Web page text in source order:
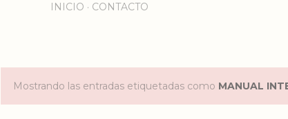
INICIO CONTACTO
EMostrando las entradas etiquetadas como MANUAL